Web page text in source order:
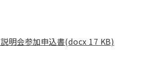
明会参加申込書(docx 17 KB)